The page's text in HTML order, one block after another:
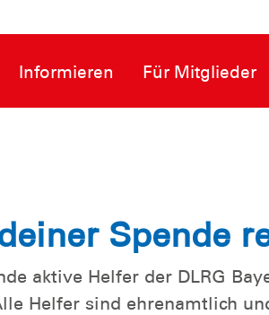
Informieren Für Mitglieder
Spende
aktive Helfer der DLRG
Helfer sind ehrenamtlich